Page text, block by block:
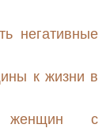
негативные
к жизни в
женщин с